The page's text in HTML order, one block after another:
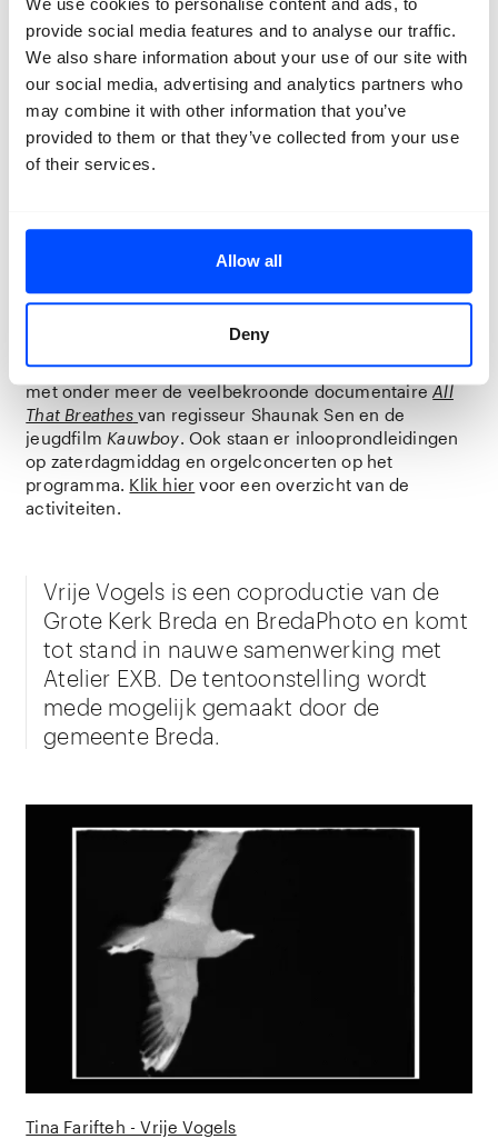
We use cookies to personalise content and ads, to
provide social media features and to analyse our traffic.
We also share information about your use of our site with
our social media, advertising and analytics partners who
may combine it with other information that you’ve
provided to them or that they’ve collected from your use
of their services.
Allow all
Deny
roepen tegelijkertijd vragen op over bedreigingen voor
hun leefomgeving, waarvan klimaatverandering de
meest alarmerende is. Dat de tentoonstelling
plaatsvindt in de Grote Kerk Breda geeft de
tentoonstelling een extra dimensie; van oudsher
worden vogels en hun vleugels gezien als symbool van
verbinding tussen de mens en het hogere.
Randprogramma Vrije Vogels
Rondom de tentoonstelling
Vrije Vogels
randprogramma. Zo ontwikkelden we de speurtocht
de kerk zelf vogels te spotten. In samenwerking met
Filmhuis Breda is er een toepasselijkfilmprogramma
met onder meer de veelbekroonde documentaireAll
That Breathes van regisseur Shaunak Sen en de
jeugdfilm Kauwboy. Ook staan er inlooprondleidingen
op zaterdagmiddag en orgelconcerten op het
programma. Klik hier voor een overzicht van de
activiteiten.
Vrije Vogels is een coproductie van de
Grote Kerk Breda en BredaPhoto en komt
tot stand in nauwe samenwerking met
Atelier EXB. De tentoonstelling wordt
mede mogelijk gemaakt door de
gemeente Breda.
Tina Farifteh - Vrije Vogels